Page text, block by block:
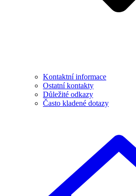
Kontaktní informace
Ostatní kontakty
Důležité odkazy
Často kladené dotazy